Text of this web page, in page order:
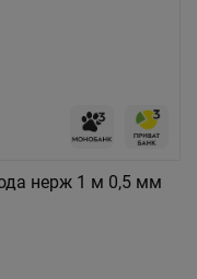
нерж 1 м 0,5 мм